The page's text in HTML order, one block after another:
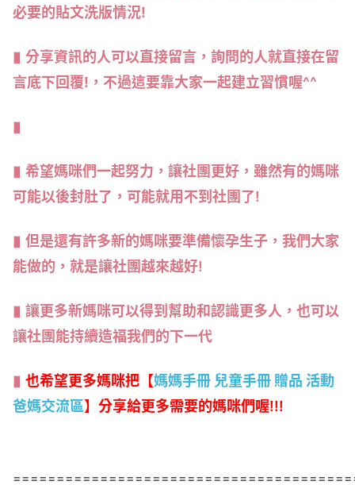
必要的貼文洗版情況!
分享資訊的人可以直接留言，詢問的人就直接在留
言底下回覆!，不過這要靠大家一起建立習慣喔^^
希望媽咪們一起努力，讓社團更好，雖然有的媽咪
可能以後封肚了，可能就用不到社團了!
但是還有許多新的媽咪要準備懷孕生子，我們大家
能做的，就是讓社團越來越好!
讓更多新媽咪可以得到幫助和認識更多人，也可以
讓社團能持續造福我們的下一代
也希望更多媽咪把【媽媽手冊 兒童手冊 贈品 活動
爸媽交流區】分享給更多需要的媽咪們喔!!!